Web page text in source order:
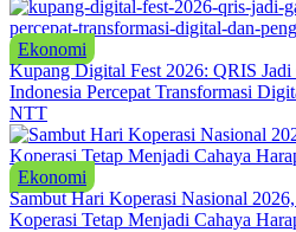
Ekonomi
Kupang Digital Fest 2026: QRIS Jadi
Indonesia Percepat Transformasi
NTT
Ekonomi
Sambut Hari Koperasi Nasional
Koperasi Tetap Menjadi Cahaya